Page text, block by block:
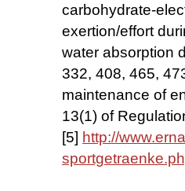
carbohydrate-
exertion/effort
water absorption
332, 408, 465,
maintenance of
13(1) of
[5] http://